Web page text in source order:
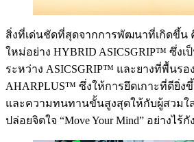
สิ่งที่เด่นชัดที่สุดจากการพัฒนาที่เกิดขึ้น
ใหม่อย่าง HYBRID ASICSGRIP™ ซึ่งเ
ระหว่าง ASICSGRIP™ และยางที่พื้นรอ
AHARPLUS™ ซึ่งให้การยึดเกาะที่ดียิ่ง
และความทนทานขั้นสูงสุดให้กับผู้สวมใ
ปล่อยจิตใจ “Move Your Mind” อย่างไ